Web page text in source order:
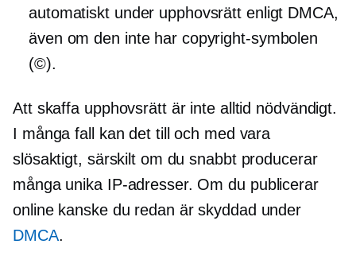
automatiskt under upphovsrätt enligt DMCA,
även om den inte har copyright-symbolen
(©).
Att skaffa upphovsrätt är inte alltid nödvändigt.
I många fall kan det till och med vara
slösaktigt, särskilt om du snabbt producerar
många unika IP-adresser. Om du publicerar
online kanske du redan är skyddad under
DMCA.